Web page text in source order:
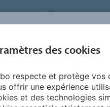
BELGIUM
INSPIRATION &
RÉFÉRENCES
des cookies
respecte et protège vos
offrir une expérience
et des technologies